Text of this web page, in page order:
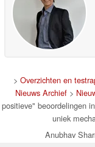
> Overzichten en
Nieuws Archief>
positieve" beoordelingen
uniek
Anubhav